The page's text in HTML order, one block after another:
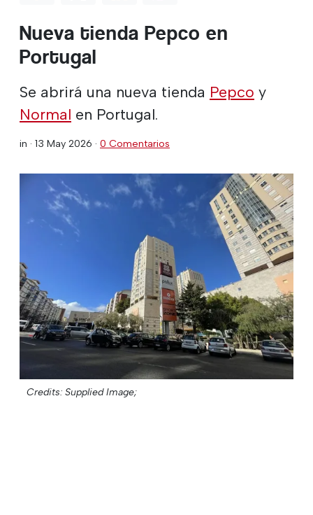
Nueva tienda Pepco en
Portugal
Se abrirá una nueva tienda Pepco y
Normal en Portugal.
in · 13 May 2026 · 0 Comentarios
Credits: Supplied Image;